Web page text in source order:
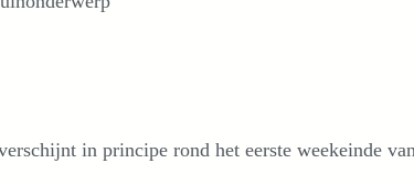
in principe rond het eerste weekeinde